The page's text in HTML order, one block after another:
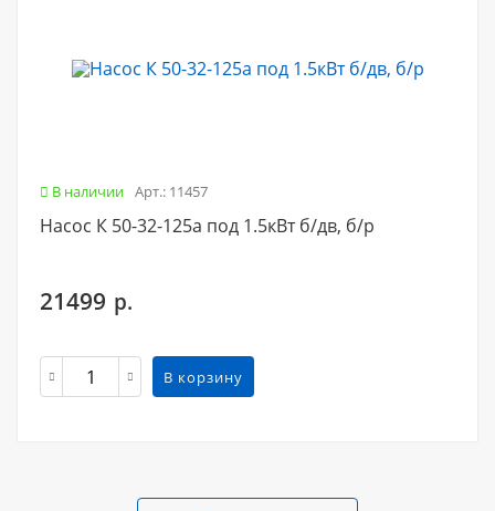
В наличии Арт.: 11457
Насос К 50-32-125а под 1.5кВт б/дв, б/р
21499 р.
В корзину